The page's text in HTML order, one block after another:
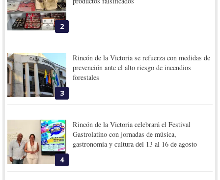
2
3
Rincón de la Victoria se refuerza con medidas de
prevención ante el alto riesgo de incendios
forestales
4
Rincón de la Victoria celebrará el Festival
Gastrolatino con jornadas de música,
gastronomía y cultura del 13 al 16 de agosto